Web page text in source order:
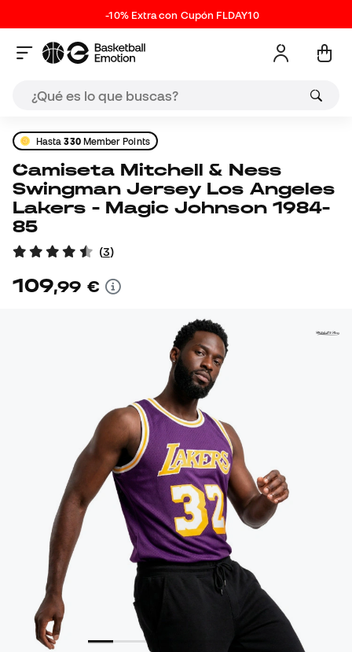
-10% Extra con Cupón FLDAY10
Hasta330Member Points
Camiseta Mitchell & Ness
Swingman Jersey Los Angeles
Lakers - Magic Johnson 1984-
85
(3)
109,99 €